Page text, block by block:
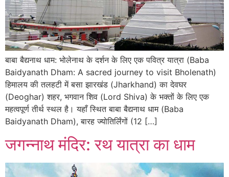
बाबा बैद्यनाथ धाम: भोलेनाथ के दर्शन के लिए एक पवित्र यात्रा (Baba
Baidyanath Dham: A sacred journey to visit Bholenath)
हिमालय की तलहटी में बसा झारखंड (Jharkhand) का देवघर
(Deoghar) शहर, भगवान शिव (Lord Shiva) के भक्तों के लिए एक
महत्वपूर्ण तीर्थ स्थल है। यहाँ स्थित बाबा बैद्यनाथ धाम (Baba
Baidyanath Dham), बारह ज्योतिर्लिंगों (12 […]
जगन्नाथ मंदिर: रथ यात्रा का धाम